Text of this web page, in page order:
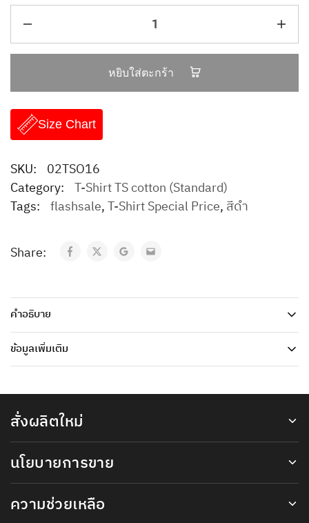
หยิบใส่ตะกร้า
Size Chart
SKU: 02TSO16
Category: T-Shirt TS cotton (Standard)
Tags: flashsale,T-Shirt Special Price, สีดำ
Share:
คำอธิบาย
ข้อมูลเพิ่มเติม
สั่งผลิตใหม่
นโยบายการขาย
ความช่วยเหลือ